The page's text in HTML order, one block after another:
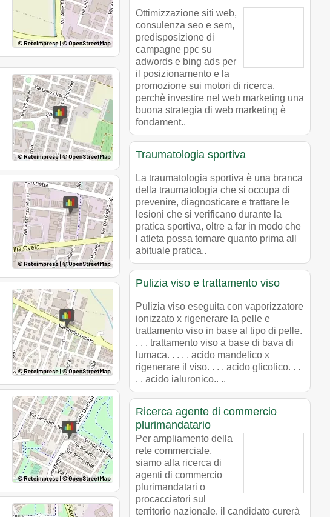
Ottimizzazione siti web,
consulenza seo e sem,
predisposizione di
campagne ppc su
adwords e bing ads per
il posizionamento e la
promozione sui motori di ricerca.
perchè investire nel web marketing una
buona strategia di web marketing è
fondament..
Traumatologia sportiva
La traumatologia sportiva è una branca
della traumatologia che si occupa di
prevenire, diagnosticare e trattare le
lesioni che si verificano durante la
pratica sportiva, oltre a far in modo che
l atleta possa tornare quanto prima all
abituale pratica..
Pulizia viso e trattamento viso
Pulizia viso eseguita con vaporizzatore
ionizzato x rigenerare la pelle e
trattamento viso in base al tipo di pelle.
. . . trattamento viso a base di bava di
lumaca. . . . . acido mandelico x
rigenerare il viso. . . . acido glicolico. . .
. . acido ialuronico.. ..
Ricerca agente di commercio
plurimandatario
Per ampliamento della
rete commerciale,
siamo alla ricerca di
agenti di commercio
plurimandatari o
procacciatori sul
territorio nazionale. il candidato curerà